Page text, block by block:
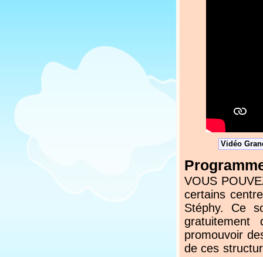
Vidéo
VOUS
certains
Stéphy. Ce
gratuitement
promouvoir
de ces